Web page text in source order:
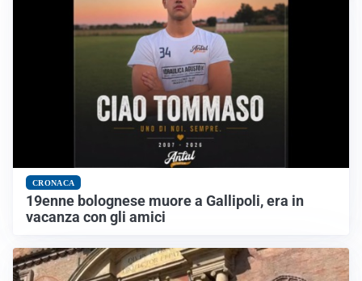
CRONACA
19enne bolognese muore a Gallipoli, era in
vacanza con gli amici